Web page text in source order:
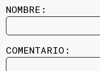
NOMBRE:
COMENTARIO: